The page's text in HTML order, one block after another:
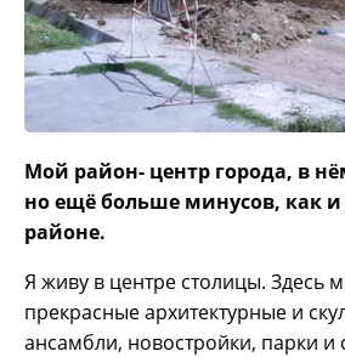
Мой район- центр города, в
но ещё больше минусов, как
районе.
Я живу в центре столицы. Здесь
прекрасные архитектурные и
ансамбли, новостройки, парки и